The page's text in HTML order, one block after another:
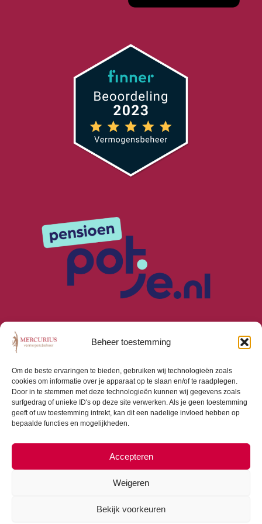
Beheer toestemming
Om de beste ervaringen te bieden, gebruiken wij technologieën zoals
cookies om informatie over je apparaat op te slaan en/of te raadplegen.
Door in te stemmen met deze technologieën kunnen wij gegevens zoals
surfgedrag of unieke ID's op deze site verwerken. Als je geen toestemming
geeft of uw toestemming intrekt, kan dit een nadelige invloed hebben op
bepaalde functies en mogelijkheden.
Accepteren
Weigeren
Bekijk voorkeuren
Algemene Voorwaarden
Privacyverklaring
Cookiebeleid (EU)
Consumentenbrief
Beleggingsbeleid
Copyright © 2026 Mercurius Vermogensbeheer |